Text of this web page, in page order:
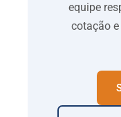
equipe
cotação